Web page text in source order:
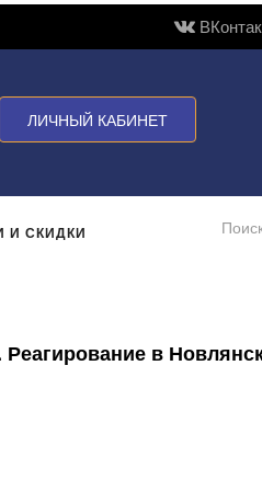
ЛИЧНЫЙ КАБИНЕТ
И СКИДКИ
в